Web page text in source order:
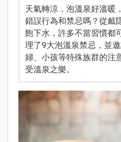
天氣轉涼，泡溫泉好溫暖
錯誤行為和禁忌嗎？從戴
飽下水，許多不當習慣都
理了9大泡溫泉禁忌，並
婦、小孩等特殊族群的注
受溫泉之樂。